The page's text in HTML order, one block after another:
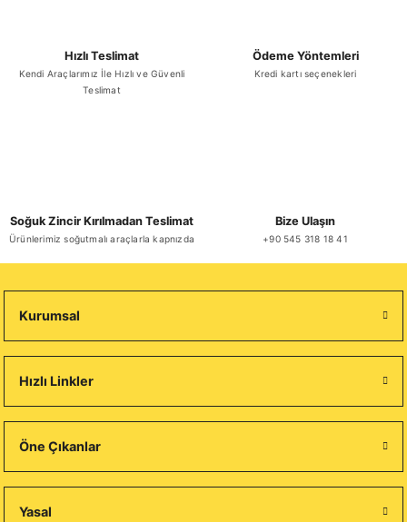
Hızlı Teslimat
Kendi Araçlarımız İle Hızlı ve Güvenli
Teslimat
Ödeme Yöntemleri
Kredi kartı seçenekleri
Soğuk Zincir Kırılmadan Teslimat
Ürünlerimiz soğutmalı araçlarla kapnızda
Bize Ulaşın
+90 545 318 18 41
Kurumsal
Hızlı Linkler
Öne Çıkanlar
Yasal